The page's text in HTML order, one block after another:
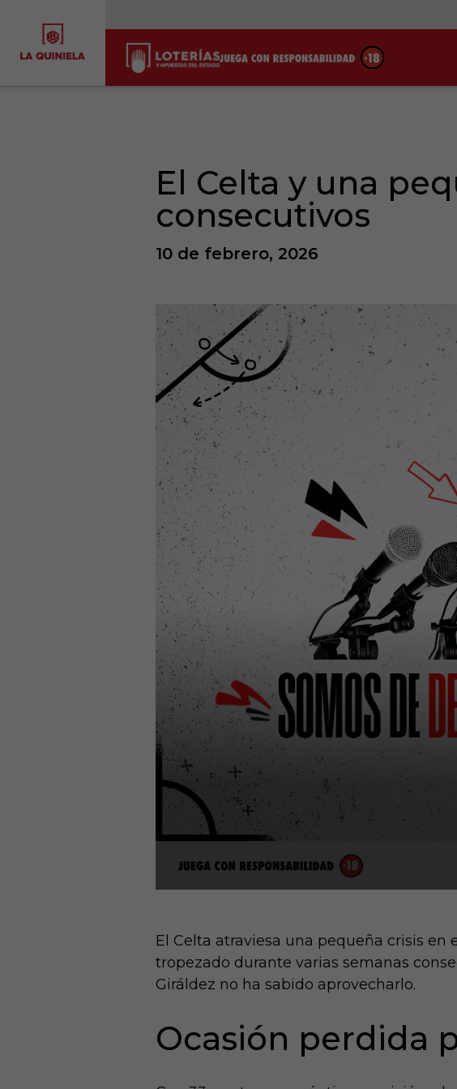
El Celta y una
consecutivos
10 de febrero, 2026
El Celta atraviesa una pequeña crisis
tropezado durante varias semanas
Giráldez no ha sabido aprovecharlo.
Ocasión perdida